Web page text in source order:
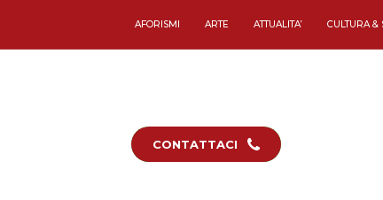
AFORISMI ARTE ATTUALITA’ CULTURA &
CONTATTACI